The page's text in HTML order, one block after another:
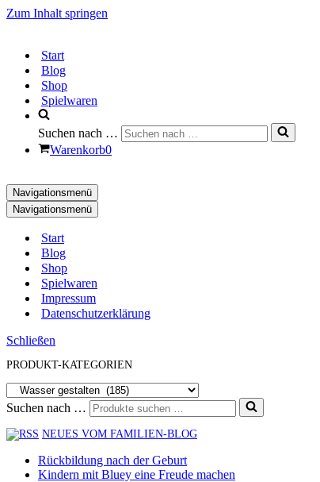
Zum Inhalt springen
Start
Blog
Shop
Spielwaren
Suchen nach …
Warenkorb0
Navigationsmenü
Navigationsmenü
Start
Blog
Shop
Spielwaren
Impressum
Datenschutzerklärung
Schließen
PRODUKT-KATEGORIEN
Suchen nach …
NEUES VOM FAMILIEN-BLOG
Rückbildung nach der Geburt
Kindern mit Bluey eine Freude machen